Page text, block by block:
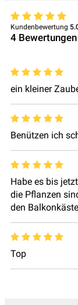
Kundenbewertung
4 Bewertungen
ein kleiner
Benützen ich
Habe es bis
die Pflanzen
den
Top